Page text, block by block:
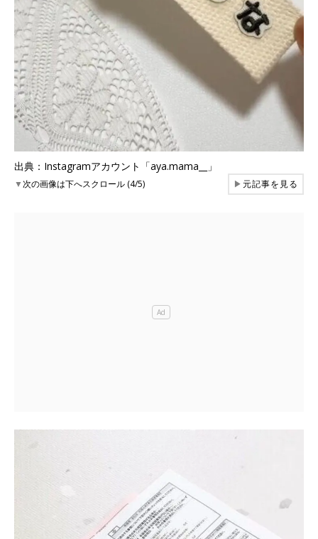
出典：Instagramアカウント「aya.mama__」
▼次の画像は下へスクロール (4/5) ▶元記事を見る